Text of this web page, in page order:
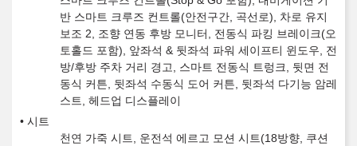
반 스마트 크루즈 컨트롤(안전구간, 곡선로), 차로 유지
보조 2, 조향 연동 후방 모니터, 전동식 파킹 브레이크(오
토홀드 포함), 앞좌석 & 뒷좌석 파워 세이프티 윈도우, 전
방/후방 주차 거리 경고, 스마트 전동식 트렁크, 뒷면 전
동식 커튼, 뒷좌석 수동식 도어 커튼, 뒷좌석 다기능 암레
스트, 헤드업 디스플레이
시트
천연 가죽 시트, 운전석 에르고 모션 시트(18방향, 쿠션